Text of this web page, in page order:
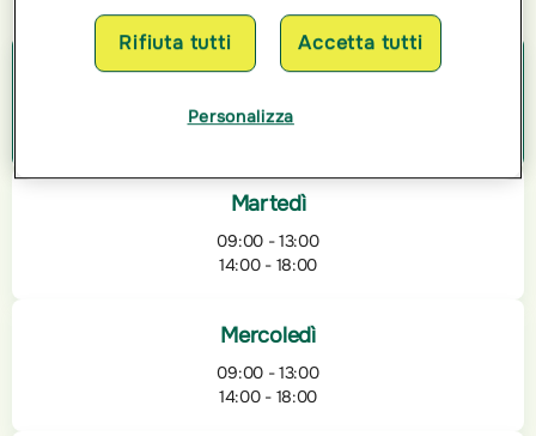
Lunedì
09:00 - 13:00
Martedì
09:00 - 13:00
14:00 - 18:00
Mercoledì
09:00 - 13:00
14:00 - 18:00
Rifiuta tutti Accetta tutti
Personalizza